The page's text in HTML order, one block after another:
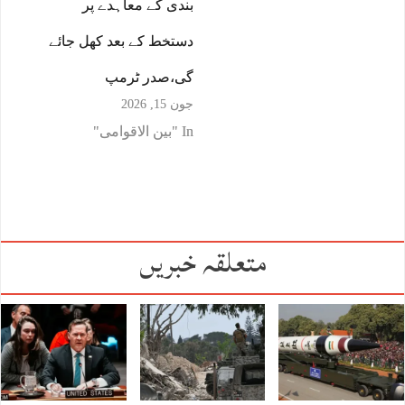
بندی کے معاہدے پر
دستخط کے بعد کھل جائے
گی،صدر ٹرمپ
جون 15, 2026
In "بین الاقوامی"
متعلقہ خبریں